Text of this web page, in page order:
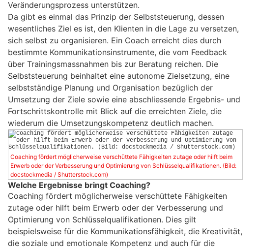
Veränderungsprozess unterstützen.
Da gibt es einmal das Prinzip der Selbststeuerung, dessen
wesentliches Ziel es ist, den Klienten in die Lage zu versetzen,
sich selbst zu organisieren. Ein Coach erreicht dies durch
bestimmte Kommunikationsinstrumente, die vom Feedback
über Trainingsmassnahmen bis zur Beratung reichen. Die
Selbststeuerung beinhaltet eine autonome Zielsetzung, eine
selbstständige Planung und Organisation bezüglich der
Umsetzung der Ziele sowie eine abschliessende Ergebnis- und
Fortschrittskontrolle mit Blick auf die erreichten Ziele, die
wiederum die Umsetzungskompetenz deutlich machen.
Coaching fördert möglicherweise verschüttete Fähigkeiten zutage oder hilft beim
Erwerb oder der Verbesserung und Optimierung von Schlüsselqualifikationen. (Bild:
docstockmedia / Shutterstock.com)
Welche Ergebnisse bringt Coaching?
Coaching fördert möglicherweise verschüttete Fähigkeiten
zutage oder hilft beim Erwerb oder der Verbesserung und
Optimierung von Schlüsselqualifikationen. Dies gilt
beispielsweise für die Kommunikationsfähigkeit, die Kreativität,
die soziale und emotionale Kompetenz und auch für die